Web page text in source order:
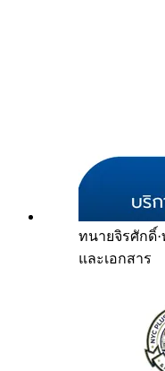
ทนายจิรศักดิ์·
และเอกสาร